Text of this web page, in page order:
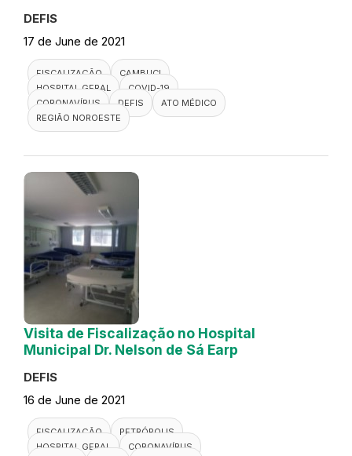
DEFIS
17 de June de 2021
FISCALIZAÇÃO
CAMBUCI
HOSPITAL GERAL
COVID-19
CORONAVÍRUS
DEFIS
ATO MÉDICO
REGIÃO NOROESTE
Visita de Fiscalização no Hospital
Municipal Dr. Nelson de Sá Earp
DEFIS
16 de June de 2021
FISCALIZAÇÃO
PETRÓPOLIS
HOSPITAL GERAL
CORONAVÍRUS